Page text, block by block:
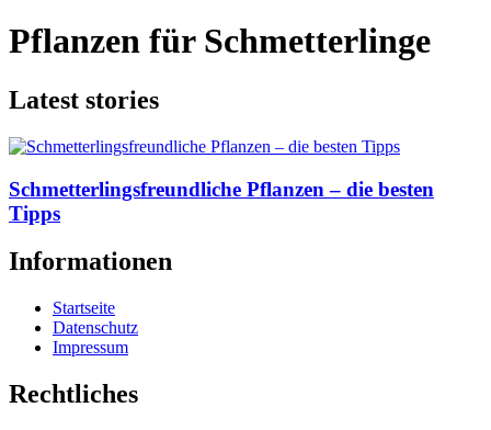
Pflanzen für Schmetterlinge
Latest stories
Schmetterlingsfreundliche Pflanzen – die besten
Tipps
Informationen
Startseite
Datenschutz
Impressum
Rechtliches